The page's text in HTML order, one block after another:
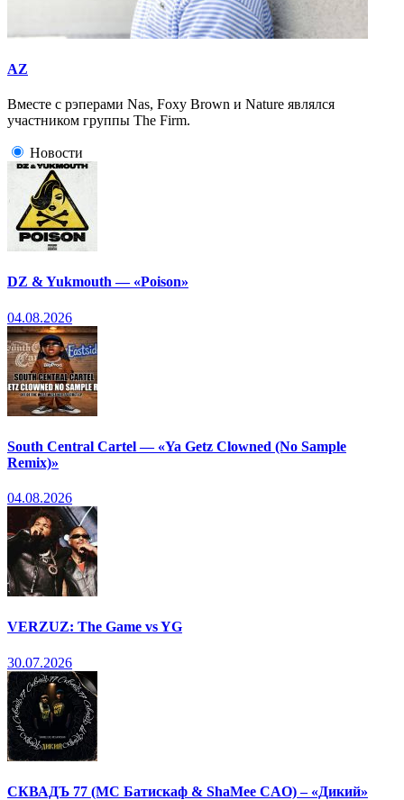
AZ
Вместе с рэперами Nas, Foxy Brown и Nature являлся
участником группы The Firm.
Новости
DZ & Yukmouth — «Poison»
04.08.2026
South Central Cartel — «Ya Getz Clowned (No Sample
Remix)»
04.08.2026
VERZUZ: The Game vs YG
30.07.2026
СКВАДЪ 77 (МС Батискаф & ShaMee CAO) – «Дикий»